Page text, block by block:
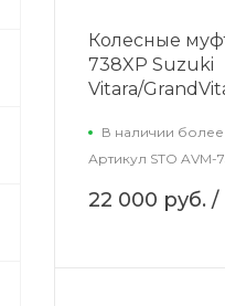
Колесные
738XP Suzuki
Vitara/
В наличии более
Артикул STO AVM-
22 000 руб. /